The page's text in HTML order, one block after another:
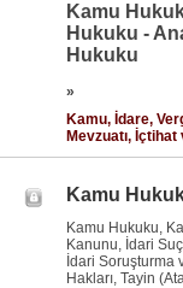
Kamu
Hukuku -
Hukuku
»
Kamu, İdare,
Mevzuatı,
Kamu
Kamu Hukuku,
Kanunu, İdari
İdari Soruşturma
Hakları, Tayin